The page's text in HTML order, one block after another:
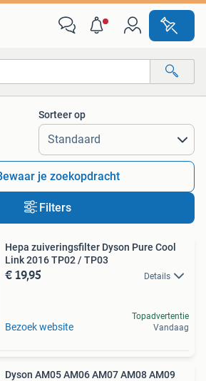
Alle afstanden…
Sorteer op
je zoekopdracht
Filters
Hepa zuiveringsfilter Dyson Pure Cool
Link 2016 TP02 / TP03
€ 19,95 Details
Bezoek website
Topadvertentie
Vandaag
Dyson AM05 AM06 AM07 AM08 AM09